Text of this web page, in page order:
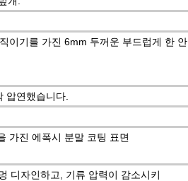
이기를 가진 6mm 두꺼운 부드럽게 한 안
압연했습니다.
가진 에폭시 분말 코팅 표면
디자인하고, 기류 압력이 감소시키